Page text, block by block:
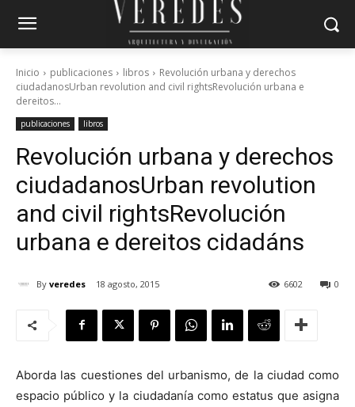
Inicio publicaciones libros
Revolución urbana y derechos
ciudadanosUrban revolution and civil rightsRevolución urbana e
dereitos...
publicaciones libros
Revolución urbana y derechos
ciudadanosUrban revolution
and civil rightsRevolución
urbana e dereitos cidadáns
By veredes 18 agosto, 2015 0
6602
Aborda las cuestiones del urbanismo, de la ciudad como
espacio público y la ciudadanía como estatus que asigna